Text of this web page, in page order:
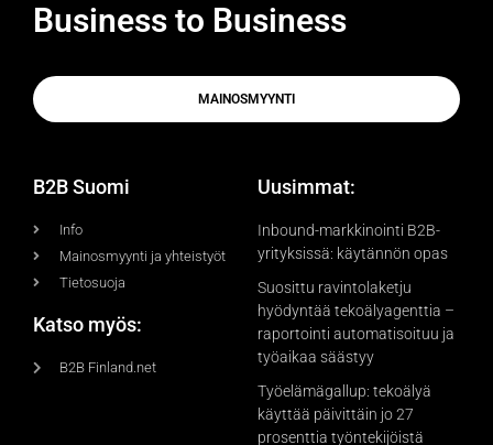
Business to Business
MAINOSMYYNTI
B2B Suomi
Info
Mainosmyynti ja yhteistyöt
Tietosuoja
Katso myös:
B2B Finland.net
Uusimmat:
Inbound-markkinointi B2B-
yrityksissä: käytännön opas
Suosittu ravintolaketju
hyödyntää tekoälyagenttia –
raportointi automatisoituu ja
työaikaa säästyy
Työelämägallup: tekoälyä
käyttää päivittäin jo 27
prosenttia työntekijöistä